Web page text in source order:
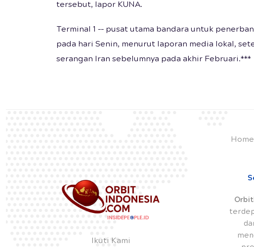
tersebut, lapor KUNA.
Terminal 1 –– pusat utama bandara untuk
pada hari Senin, menurut laporan media lokal,
serangan Iran sebelumnya pada akhir Februari.***
Ikuti Kami
Home